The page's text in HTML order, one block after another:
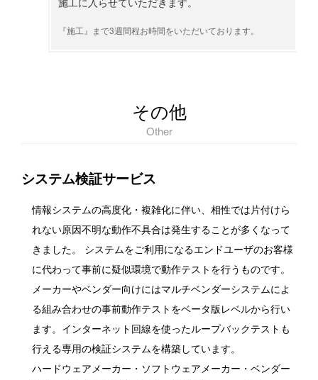
『施工』まで3週間程お時間をいただいております。
その他
Other
システム検証サービス
情報システムの高度化・複雑化に伴い、相性では片付けら
れない原因不明な動作不具合は発生することが多くなって
きました。 システムをご利用になるエンドユーザのお客様
に代わって事前に疑似環境で動作テストを行うものです。
メーカーやベンダー向けにはマルチベンダーシステムによ
る組み合わせの事前動作テストをベータ版レベルから行い
ます。インターネット回線を使ったループバックテストも
行える専用の検証システムを構築しています。
ハードウェアメーカー・ソフトウェアメーカー・ベンダー